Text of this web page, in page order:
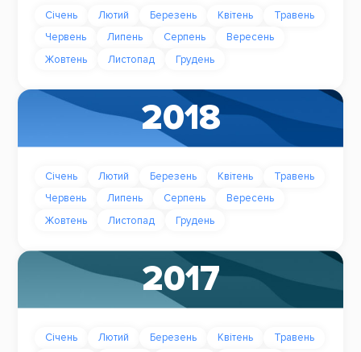
Січень Лютий Березень Квітень
Травень
Червень
Липень Серпень
Вересень
Жовтень
Листопад Грудень
2018
Січень Лютий Березень Квітень
Травень
Червень
Липень Серпень
Вересень
Жовтень
Листопад Грудень
2017
Січень Лютий Березень Квітень
Травень